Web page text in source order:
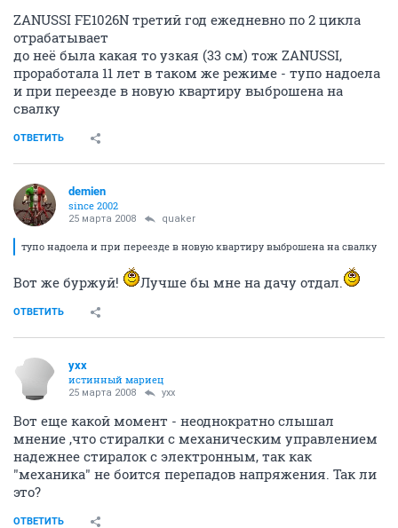
ZANUSSI FE1026N третий год ежедневно по 2 цикла
отрабатывает
до неё была какая то узкая (33 см) тож ZANUSSI,
проработала 11 лет в таком же режиме - тупо надоела
и при переезде в новую квартиру выброшена на
свалку
ОТВЕТИТЬ
demien
since 2002
25 марта 2008 quaker
тупо надоела и при переезде в новую квартиру выброшена на свалку
Вот же буржуй! Лучше бы мне на дачу отдал.
ОТВЕТИТЬ
yxx
истинный мариец
25 марта 2008 yxx
Вот еще какой момент - неоднократно слышал
мнение ,что стиралки с механическим управлением
надежнее стиралок с электронным, так как
"механика" не боится перепадов напряжения. Так ли
это?
ОТВЕТИТЬ